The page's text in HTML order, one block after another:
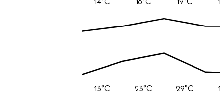
13°C 23°C 29°C